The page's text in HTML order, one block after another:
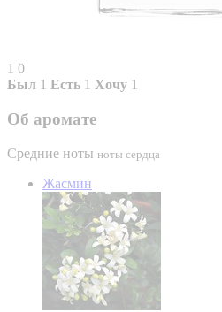
1 0
Был 1 Есть 1 Хочу 1
Об аромате
Средние ноты ноты сердца
Жасмин